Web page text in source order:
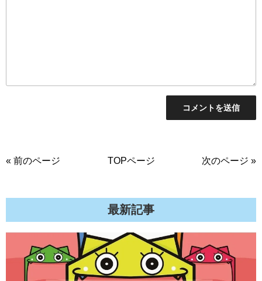
« 前のページ TOPページ 次のページ »
最新記事